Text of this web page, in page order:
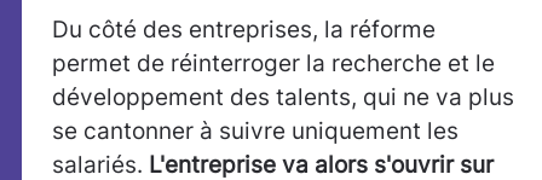
Du côté des entreprises, la réforme
permet de réinterroger la recherche et le
développement des talents, qui ne va plus
se cantonner à suivre uniquement les
salariés. L'entreprise va alors s'ouvrir sur